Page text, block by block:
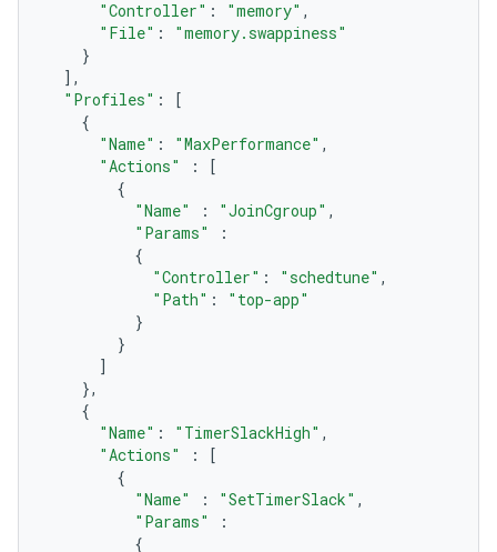
"Controller" : "memory" ,
"File" :
"memory.swappiness"
}
],
"Profiles" :
[
{
"Name" : "MaxPerformance" ,
"Actions"
:
[
{
"Name"
: "JoinCgroup" ,
"Params"
:
{
"Controller" : "schedtune" ,
"Path" :
"top-app"
}
}
]
},
{
"Name" : "TimerSlackHigh" ,
"Actions"
:
[
{
"Name"
: "SetTimerSlack" ,
"Params"
:
{